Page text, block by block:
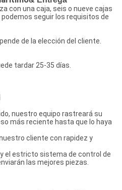
con una caja, seis o nueve cajas
seguir los requisitos de
de la elección del cliente.
tardar 25-35 días.
nuestro equipo rastreará su
más reciente hasta que lo haya
cliente con rapidez y
el estricto sistema de control de
las mejores piezas.